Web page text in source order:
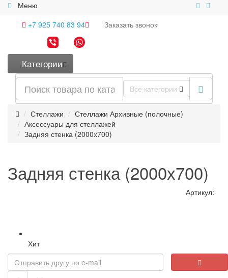
Меню
+7 925 740 83 94
Заказать звонок
Категории
Все категории
Стеллажи
Стеллажи Архивные (полочные)
Аксессуары для стеллажей
Задняя стенка (2000х700)
Задняя стенка (2000х700)
Артикул:
Loading...
Хит